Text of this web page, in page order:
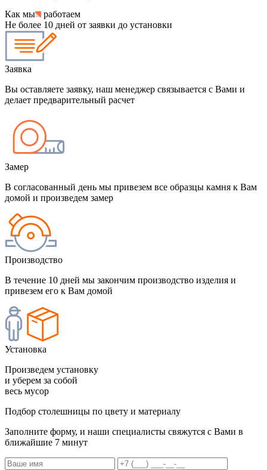
Как мы
работаем
Не более 10 дней от заявки до установки
Заявка
Вы оставляете заявку, наш менеджер связывается с Вами и
делает предварительный расчет
Замер
В согласованный день мы привезем все образцы камня к Вам
домой и произведем замер
Производство
В течение 10 дней мы закончим производство изделия и
привезем его к Вам домой
Установка
Произведем установку
и уберем за собой
весь мусор
Подбор столешницы по цвету и материалу
Заполните форму, и наши специалисты свяжутся с Вами в
ближайшие 7 минут